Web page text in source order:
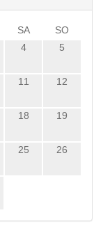
SA
SO
4 5
11 12
18 19
25 26